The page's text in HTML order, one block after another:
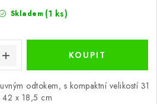
Skladem (1 ks)
odtokem, s kompaktní velikostí 31
42 x 18,5 cm